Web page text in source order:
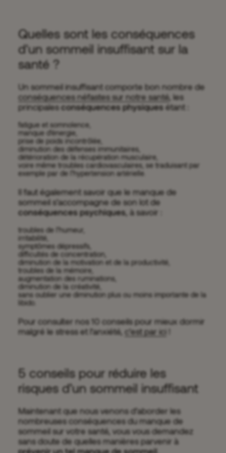
Quelles sont les conséquences
d'un sommeil insuffisant sur la
santé ?
Un sommeil insuffisant comporte bon nombre de
conséquences néfastes sur notre santé, les
principales conséquences physiques étant :
fatigue et somnolence,
manque d’énergie,
prise de poids incontrôlée
diminution des défenses immunitaires,
détérioration de la récupération musculaire,
voire même troubles cardiovasculaires, se traduisant par
exemple par de l’hypertension artérielle.
Il faut également savoir que le manque de
sommeil s’accompagne de son lot de
conséquences psychiques, à savoir :
troubles de l’humeur,
irritabilité,
symptômes dépressifs,
difficultés de concentration,
diminution de la motivation et de la productivité,
troubles de la mémoire
augmentation des ruminations,
diminution de la créativité,
sans oublier une diminution plus ou moins importante de la
libido.
Pour consulter nos 10 conseils pour mieux dormir
malgré le stress et l’anxiété, c’est par ici
5 conseils pour réduire les
risques d’un sommeil insuffisant
Maintenant que nous venons d’aborder les
nombreuses conséquences du manque de
sommeil sur votre santé, vous vous demandez
sans doute de quelles manières parvenir à
prévenir un tel manque de sommeil